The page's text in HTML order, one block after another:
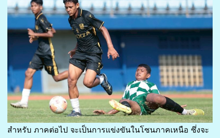
สำหรับ ภาคต่อไป จะเป็นการแข่งขันในโซนภาคเหนือ ซึ่งจะ